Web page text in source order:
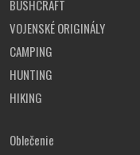
BUSHCRAFT
VOJENSKÉ ORIGINÁLY
CAMPING
HUNTING
HIKING
Oblečenie